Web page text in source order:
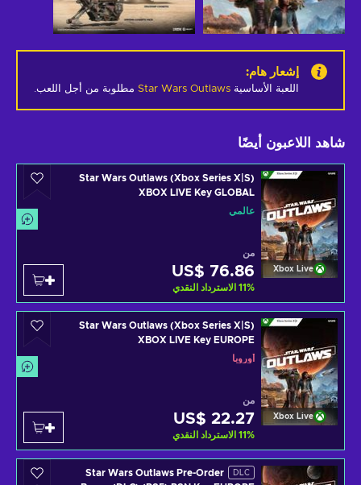
إشعار هام:
اللعبة الأساسية Star Wars Outlaws مطلوبة من أجل اللعب.
شاهد اللاعبون أيضًا
Xbox Live
Star Wars Outlaws (Xbox Series X|S)
XBOX LIVE Key GLOBAL
عالمي
من
US$ 76.86
11% الاسترداد النقدي
Xbox Live
Star Wars Outlaws (Xbox Series X|S)
XBOX LIVE Key EUROPE
أوروبا
من
US$ 22.27
11% الاسترداد النقدي
DLC
Star Wars Outlaws Pre-Order